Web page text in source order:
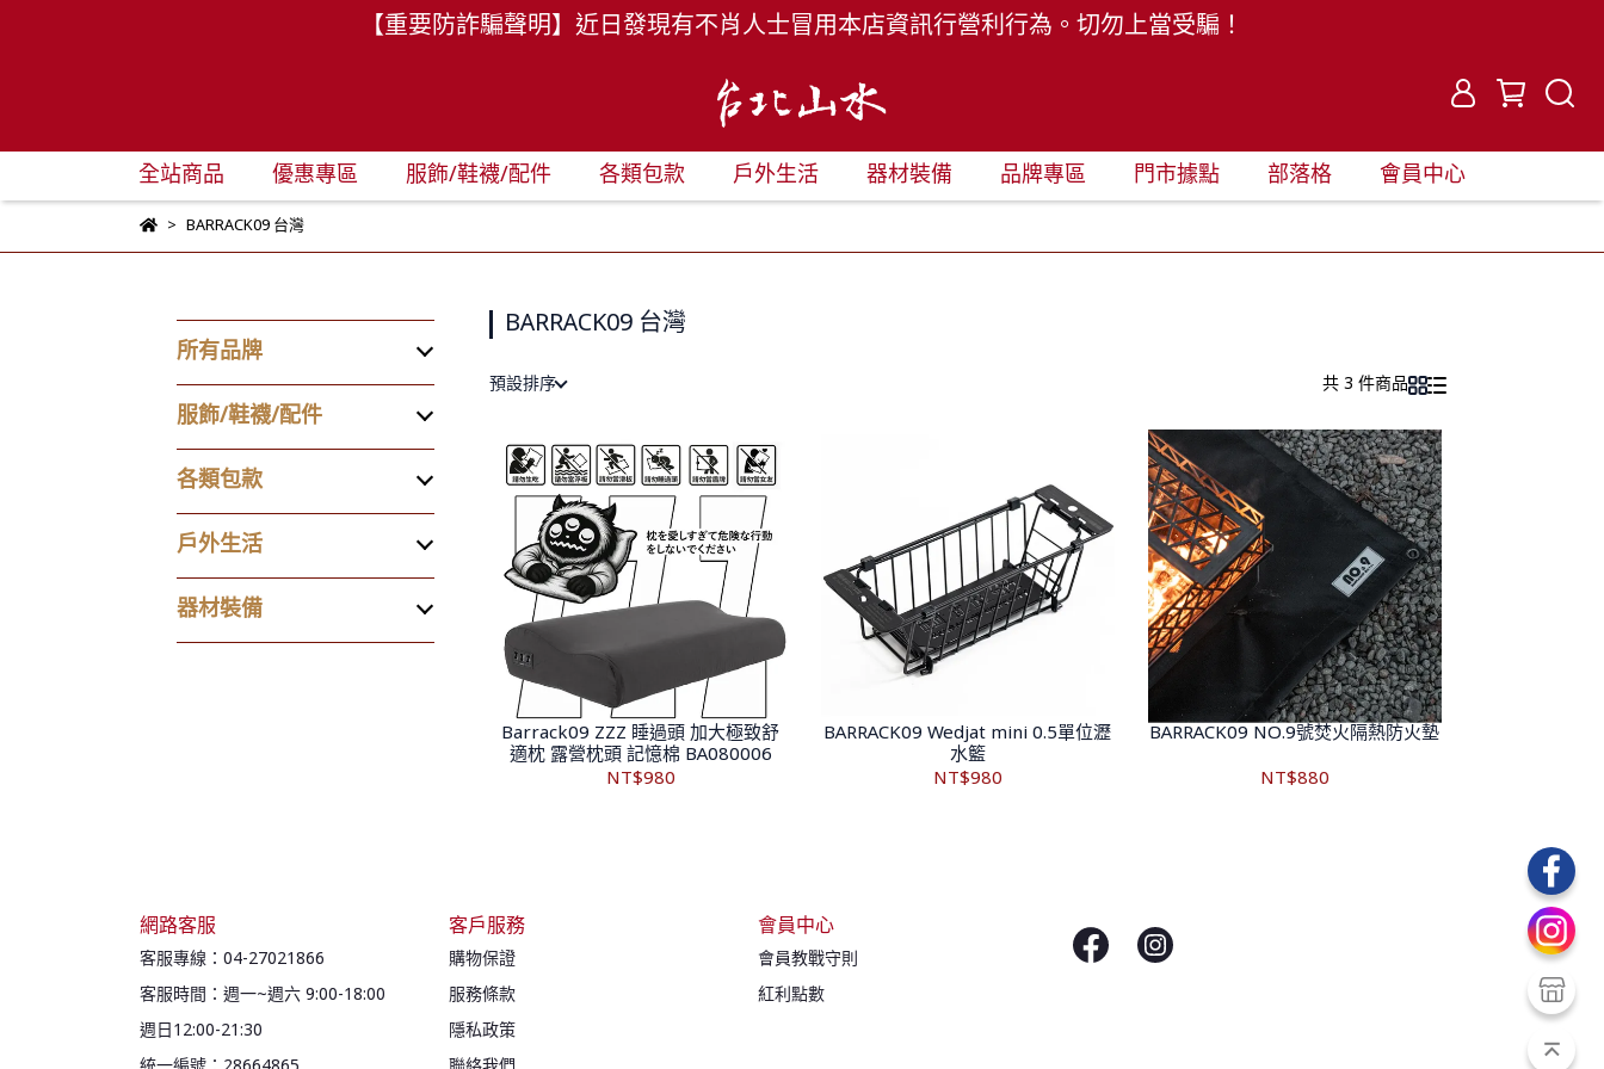
【重要防詐騙聲明】近日發現有不肖人士冒用本店資訊行營利行為。切勿上當受騙！
全站商品 優惠專區 服飾/鞋襪/配件 各類包款 戶外生活 器材裝備 品牌專區 門市據點 部落格 會員中心
BARRACK09 台灣
所有品牌
服飾/鞋襪/配件
各類包款
戶外生活
器材裝備
BARRACK09 台灣
預設排序 共 3 件商品
Barrack09 ZZZ 睡過頭 加大極致舒
適枕 露營枕頭 記憶棉 BA080006
NT$980
BARRACK09 Wedjat mini 0.5單位瀝
水籃
NT$980
BARRACK09 NO.9號焚火隔熱防火墊
NT$880
網路客服
客服專線：04-27021866
客服時間：週一~週六 9:00-18:00
週日12:00-21:30
客戶服務
購物保證
服務條款
隱私政策
會員中心
會員教戰守則
紅利點數